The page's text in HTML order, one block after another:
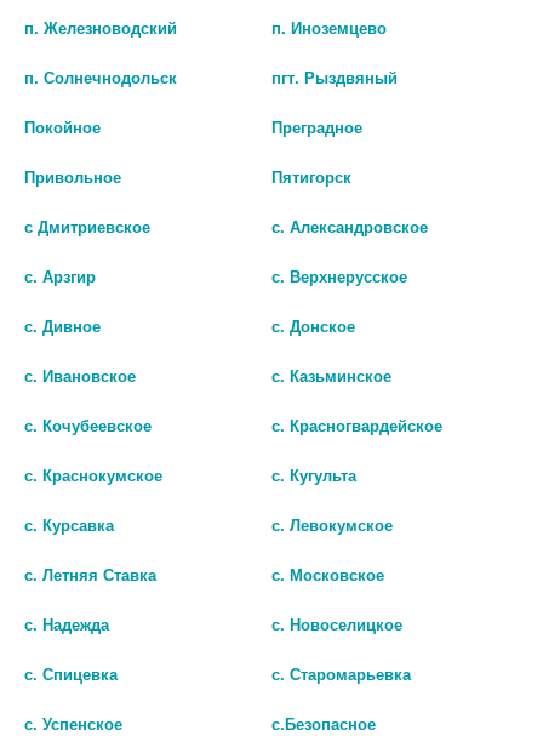
30Г. ТУБА 1258
1 488 руб.
В КОРЗИНУ
ПАЧКА /БИОСИНТЕЗ/ 3631
111 руб.
В КОРЗИНУ
п. Железноводский п. Иноземцево
п. Солнечнодольск пгт. Рыздвяный
Покойное Преградное
Привольное Пятигорск
с Дмитриевское с. Александровское
с. Арзгир с. Верхнерусское
с. Дивное с. Донское
с. Ивановское с. Казьминское
с. Кочубеевское с. Красногвардейское
с. Краснокумское с. Кугульта
с. Курсавка с. Левокумское
с. Летняя Ставка с. Московское
с. Надежда с. Новоселицкое
с. Спицевка с. Старомарьевка
с. Успенское с.Безопасное